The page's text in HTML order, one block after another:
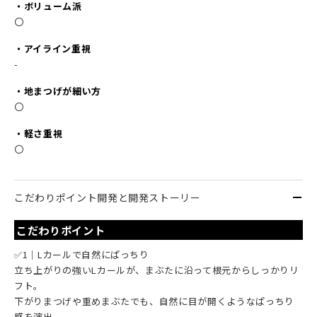
・ボリューム派
〇
・アイライン重視
-
・地まつげが細い方
〇
・軽さ重視
〇
こだわりポイント開発と開発ストーリー
こだわりポイント
✅1｜Lカールで自然にぱっちり
立ち上がりの強いLカールが、まぶたに沿って根元からしっかりリ
フト。
下がりまつげや重めまぶたでも、自然に目が開くようなぱっちり